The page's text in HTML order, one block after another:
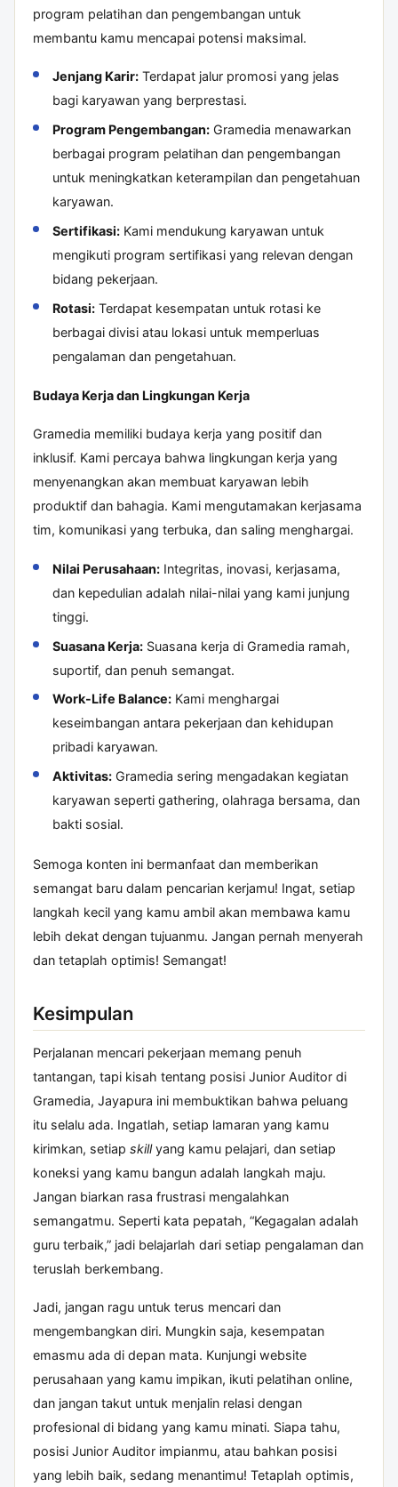
program pelatihan dan pengembangan untuk
membantu kamu mencapai potensi maksimal.
Jenjang Karir:Terdapat jalur promosi yang jelas
bagi karyawan yang berprestasi.
Program Pengembangan:Gramedia menawarkan
berbagai program pelatihan dan pengembangan
untuk meningkatkan keterampilan dan pengetahuan
karyawan.
Sertifikasi:Kami mendukung karyawan untuk
mengikuti program sertifikasi yang relevan dengan
bidang pekerjaan.
Rotasi:Terdapat kesempatan untuk rotasi ke
berbagai divisi atau lokasi untuk memperluas
pengalaman dan pengetahuan.
Budaya Kerja dan Lingkungan Kerja
Gramedia memiliki budaya kerja yang positif dan
inklusif. Kami percaya bahwa lingkungan kerja yang
menyenangkan akan membuat karyawan lebih
produktif dan bahagia. Kami mengutamakan kerjasama
tim, komunikasi yang terbuka, dan saling menghargai.
Nilai Perusahaan:Integritas, inovasi, kerjasama,
dan kepedulian adalah nilai-nilai yang kami junjung
tinggi.
Suasana Kerja:Suasana kerja di Gramedia ramah,
suportif, dan penuh semangat.
Work-Life Balance:Kami menghargai
keseimbangan antara pekerjaan dan kehidupan
pribadi karyawan.
Aktivitas:Gramedia sering mengadakan kegiatan
karyawan seperti gathering, olahraga bersama, dan
bakti sosial.
Semoga konten ini bermanfaat dan memberikan
semangat baru dalam pencarian kerjamu! Ingat, setiap
langkah kecil yang kamu ambil akan membawa kamu
lebih dekat dengan tujuanmu. Jangan pernah menyerah
dan tetaplah optimis! Semangat!
Kesimpulan
Perjalanan mencari pekerjaan memang penuh
tantangan, tapi kisah tentang posisi Junior Auditor di
Gramedia, Jayapura ini membuktikan bahwa peluang
itu selalu ada. Ingatlah, setiap lamaran yang kamu
kirimkan, setiap skillyang kamu pelajari, dan setiap
koneksi yang kamu bangun adalah langkah maju.
Jangan biarkan rasa frustrasi mengalahkan
semangatmu. Seperti kata pepatah, “Kegagalan adalah
guru terbaik,” jadi belajarlah dari setiap pengalaman dan
teruslah berkembang.
Jadi, jangan ragu untuk terus mencari dan
mengembangkan diri. Mungkin saja, kesempatan
emasmu ada di depan mata. Kunjungi website
perusahaan yang kamu impikan, ikuti pelatihan online,
dan jangan takut untuk menjalin relasi dengan
profesional di bidang yang kamu minati. Siapa tahu,
posisi Junior Auditor impianmu, atau bahkan posisi
yang lebih baik, sedang menantimu! Tetaplah optimis,